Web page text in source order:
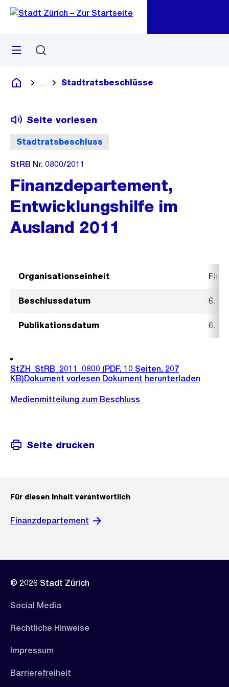
Navigation
Sprunglink
Menü
Deutsch
Blende alle Breadcrumbs ein
Stadtratsbeschlüsse
Stadtratsbeschluss
Seite vorlesen
StRB Nr. 0800/2011
Finanzdepartement,
Entwicklungshilfe im
Ausland 2011
Organisationseinheit
Beschlussdatum 6.
Publikationsdatum 6.
StZH_StRB_2011_0800 (PDF, 10 Seiten, 207
KB)Dokument vorlesen Dokument herunterladen
Medienmitteilung zum Beschluss
Seite drucken
Für diesen Inhalt verantwortlich
Finanzdepartement
© 2026 Stadt Zürich
Social Media
Rechtliche Hinweise
Impressum
Barrierefreiheit